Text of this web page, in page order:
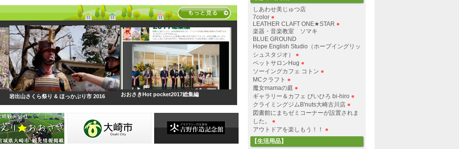
岩出山さくら祭り & ほっかぶり市 2016 おおさきHot pocket2017総集編
しあわせ美じゅつ店
7color ●
LEATHER CLAFT ONE★STAR ●
楽器・音楽教室 ソマキ
BLUE GROUND
Hope English Studio（ホープイングリッ
シュスタジオ）
●
ペットサロンHug ●
ソーイングカフェ コトン ●
MCクラフト ●
魔女mamaの庭 ●
ギャラリー＆カフェ びいひろ bi-hiro ●
クライミングジムB'nuts大崎古川店 ●
図書館にまちゼミコーナーが設置されま
した。
●
アウトドアを楽しもう！！
●
【生活用品】